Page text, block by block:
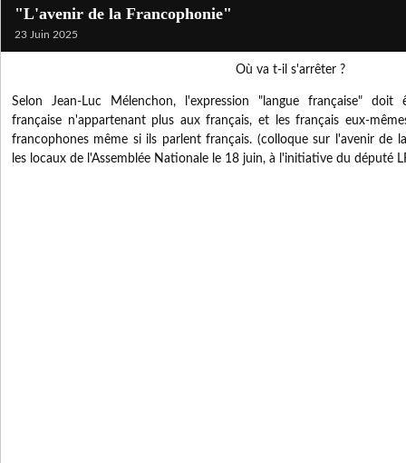
"L'avenir de la Francophonie"
23 Juin 2025
Où va t-il s'arrêter ?
Selon Jean-Luc Mélenchon, l'expression "langue française" doit
française n'appartenant plus aux français, et les français eux-
francophones même si ils parlent français. (colloque sur l'avenir de
les locaux de l'Assemblée Nationale le 18 juin, à l'initiative du député